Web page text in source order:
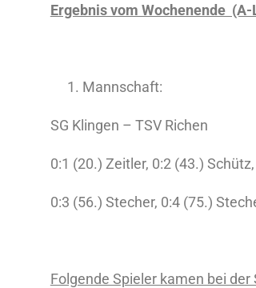
Ergebnis vom
Mannschaft:
SG Klingen – TSV
0:1 (20.) Zeitler, 0:2 (43.) Schütz,
0:3 (56.) Stecher, 0:4 (75.)
Folgende Spieler kamen bei der